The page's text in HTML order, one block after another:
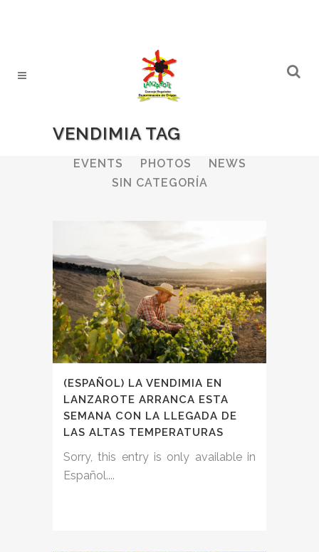
VENDIMIA TAG
ALL WINERIES
EVENTS
PHOTOS
NEWS
SIN CATEGORÍA
(ESPAÑOL) LA VENDIMIA EN
LANZAROTE ARRANCA ESTA
SEMANA CON LA LLEGADA DE
LAS ALTAS TEMPERATURAS
Sorry, this entry is only available in
Español....